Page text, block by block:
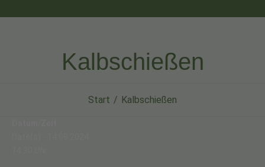
Kalbschießen
Start Kalbschießen